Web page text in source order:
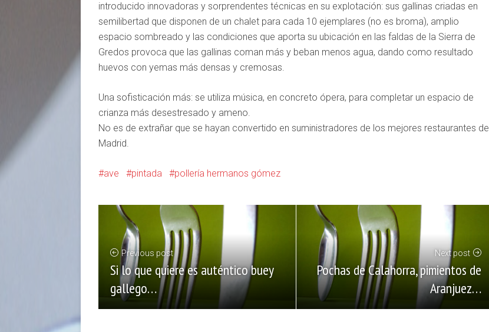
introducido innovadoras y sorprendentes técnicas en su explotación: sus gallinas criadas en
semilibertad que disponen de un chalet para cada 10 ejemplares (no es broma), amplio
espacio sombreado y las condiciones que aporta su ubicación en las faldas de la Sierra de
Gredos provoca que las gallinas coman más y beban menos agua, dando como resultado
huevos con yemas más densas y cremosas.
Una sofisticación más: se utiliza música, en concreto ópera, para completar un espacio de
crianza más desestresado y ameno.
No es de extrañar que se hayan convertido en suministradores de los mejores restaurantes de
Madrid.
ave pintada pollería hermanos gómez
Previous post
Si lo que quiere es auténtico buey
gallego…
Next post
Pochas de Calahorra, pimientos de
Aranjuez…